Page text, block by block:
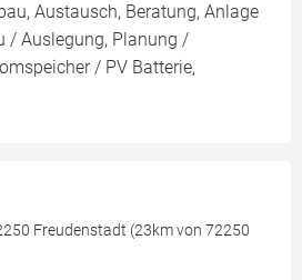
Austausch, Beratung, Anlage
/ Auslegung, Planung /
/ PV Batterie,
Freudenstadt (23km von 72250